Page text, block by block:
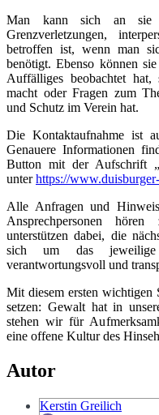
Man kann sich an sie
Grenzverletzungen,
betroffen ist, wenn man
benötigt. Ebenso können
Auffälliges beobachtet
macht oder Fragen zum
und Schutz im Verein hat.
Die Kontaktaufnahme ist
Genauere Informationen
Button mit der Aufschrift
unterhttps://
Alle Anfragen und
Ansprechpersonen
unterstützen dabei, die
sich um das
verantwortungsvoll und
Mit diesem ersten wichtigen
setzen: Gewalt hat in
stehen wir für
eine offene Kultur des
Autor
Kerstin Greilich